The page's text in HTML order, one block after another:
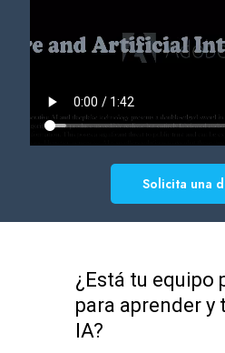
Solicita una
¿Está tu equipo
para aprender y
IA?